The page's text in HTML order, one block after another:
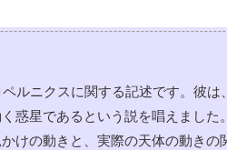
ルニクスに関する記述です。彼
惑星であるという説を唱えまし
けの動きと、実際の天体の動きの